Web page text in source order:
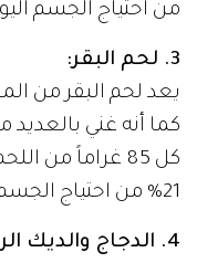
من احتياج الجسم
3. لحم البقر:
يعد لحم البقر من
كما أنه غني بالعديد
21% من احتياج الجسم من الكولين.
4. الدجاج والديك الرومي: